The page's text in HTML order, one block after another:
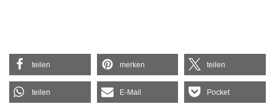
teilen merken teilen
teilen E-Mail Pocket